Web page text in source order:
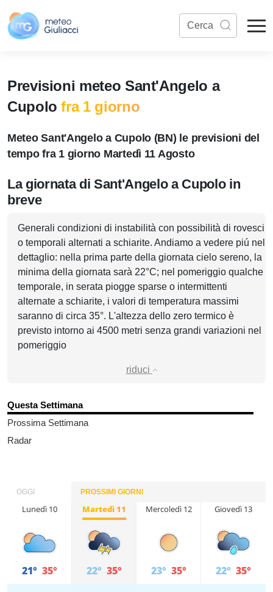
Previsioni meteo Sant'Angelo a
Cupolofra 1 giorno
Meteo Sant'Angelo a Cupolo (BN) le previsioni del
tempo fra 1 giorno Martedì 11 Agosto
La giornata di Sant'Angelo a Cupolo in
breve
Generali condizioni di instabilità con possibilità di rovesci
o temporali alternati a schiarite. Andiamo a vedere piú nel
dettaglio: nella prima parte della giornata cielo sereno, la
minima della giornata sarà 22°C; nel pomeriggio qualche
temporale, in serata piogge sparse o intermittenti
alternate a schiarite, i valori di temperatura massimi
saranno di circa 35°. L'altezza dello zero termico è
previsto intorno ai 4500 metri senza grandi variazioni nel
pomeriggio
riduci
Questa Settimana
Prossima Settimana
Radar
OGGI PROSSIMI GIORNI
Lunedì 10
21° 35°
Martedì 11
22° 35°
Mercoledì 12
23° 35°
Giovedì 13
22° 35°